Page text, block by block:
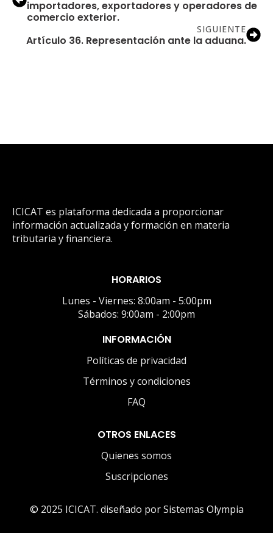
importadores, exportadores y operadores de
comercio exterior.
SIGUIENTE
Artículo 36. Representación ante la aduana.
ICICAT es plataforma dedicada a proporcionar
información actualizada y formación en materia
tributaria y financiera.
HORARIOS
Lunes - Viernes: 8:00am - 5:00pm
Sábados: 9:00am - 2:00pm
INFORMACIÓN
Políticas de privacidad
Términos y condiciones
FAQ
OTROS ENLACES
Quienes somos
Suscripciones
© 2025 ICICAT. diseñado por Sistemas Olympia
Me encuentro en línea y
dispuesto a yudarte.